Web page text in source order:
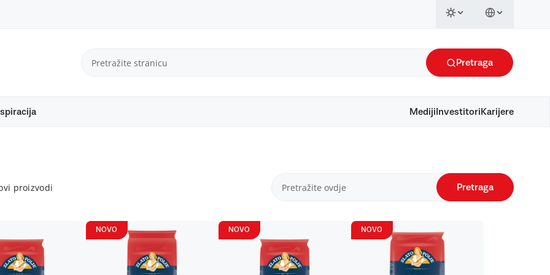
Pretraga
Mediji Investitori Karijere
proizvodi Pretraga
NOVO NOVO NOVO